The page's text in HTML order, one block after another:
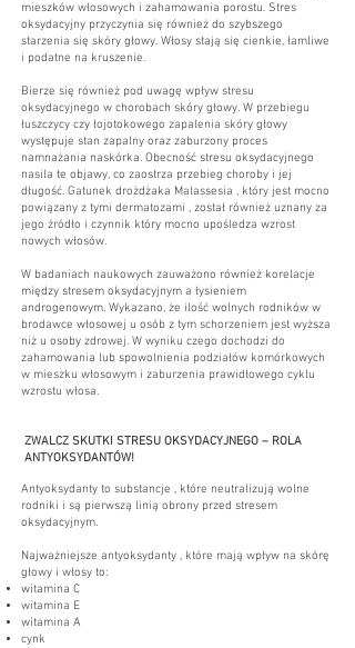
mieszków włosowych i zahamowania porostu. Stres
oksydacyjny przyczynia się również do szybszego
starzenia się skóry głowy. Włosy stają się cienkie, łamliwe
i podatne na kruszenie.
Bierze się również pod uwagę wpływ stresu
oksydacyjnego w chorobach skóry głowy. W przebiegu
łuszczycy czy łojotokowego zapalenia skóry głowy
występuje stan zapalny oraz zaburzony proces
namnażania naskórka. Obecność stresu oksydacyjnego
nasila te objawy, co zaostrza przebieg choroby i jej
długość. Gatunek drożdżaka Malassesia , który jest mocno
powiązany z tymi dermatozami , został również uznany za
jego źródło i czynnik który mocno upośledza wzrost
nowych włosów.
W badaniach naukowych zauważono również korelacje
między stresem oksydacyjnym a łysieniem
androgenowym. Wykazano, że ilość wolnych rodników w
brodawce włosowej u osób z tym schorzeniem jest wyższa
niż u osoby zdrowej. W wyniku czego dochodzi do
zahamowania lub spowolnienia podziałów komórkowych
w mieszku włosowym i zaburzenia prawidłowego cyklu
wzrostu włosa.
​ZWALCZ SKUTKI STRESU OKSYDACYJNEGO – ROLA
ANTYOKSYDANTÓW!
Antyoksydanty to substancje , które neutralizują wolne
rodniki i są pierwszą linią obrony przed stresem
oksydacyjnym.
Najważniejsze antyoksydanty , które mają wpływ na skórę
głowy i włosy to:
witamina C
witamina E
witamina A
cynk